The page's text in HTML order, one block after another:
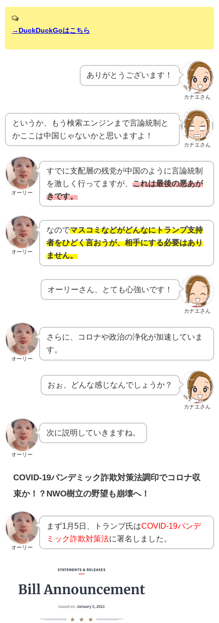
→DuckDuckGoはこちら
カナエさん
ありがとうございます！
カナエさん
というか、もう検索エンジンまで言論統制と
かここは中国じゃないかと思いますよ！
オーリー
すでに支配層の残党が中国のように言論統制
を激しく行ってますが、 これは最後の悪あが
きです。
オーリー
なのでマスコミなどがどんなにトランプ支持
者をひどく言おうが、相手にする必要はあり
ません。
カナエさん
オーリーさん、とても心強いです！
オーリー
さらに、コロナや政治の浄化が加速していま
す。
カナエさん
おぉ、どんな感じなんでしょうか？
オーリー
次に説明していきますね。
COVID-19パンデミック詐欺対策法調印でコロナ収
束か！？NWO樹立の野望も崩壊へ！
オーリー
まず1月5日、トランプ氏はCOVID-19パンデ
ミック詐欺対策法に署名しました。